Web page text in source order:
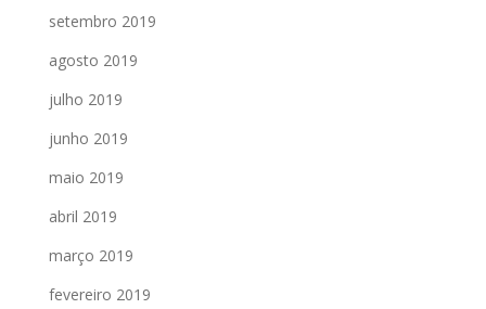
setembro 2019
agosto 2019
julho 2019
junho 2019
maio 2019
abril 2019
março 2019
fevereiro 2019